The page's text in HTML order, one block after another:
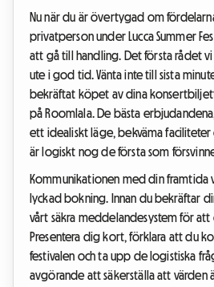
Nu när du är övertygad om
privatperson under Lucca Summer
att gå till handling. Det första rådet
ute i god tid. Vänta inte till sista
bekräftat köpet av dina
på Roomlala. De bästa
ett idealiskt läge, bekväma
är logiskt nog de första som
Kommunikationen med din framtida
lyckad bokning. Innan du bekräftar
vårt säkra meddelandesystem för
Presentera dig kort, förklara att du
festivalen och ta upp de logistiska
avgörande att säkerställa att värden